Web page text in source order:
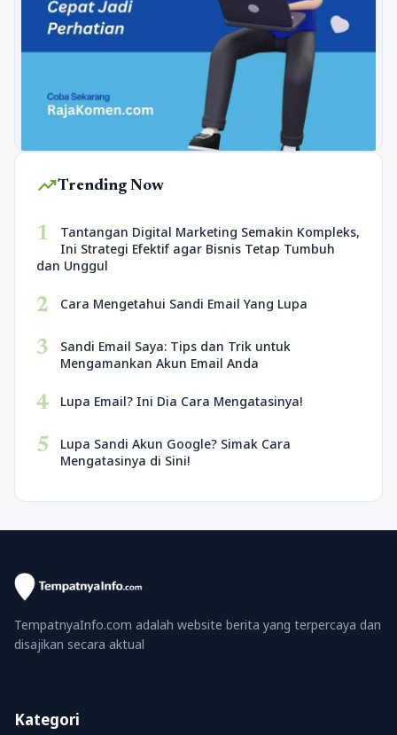
trending_upTrending Now
1
Tantangan Digital Marketing Semakin Kompleks,
Ini Strategi Efektif agar Bisnis Tetap Tumbuh
dan Unggul
2 Cara Mengetahui Sandi Email Yang Lupa
3
Sandi Email Saya: Tips dan Trik untuk
Mengamankan Akun Email Anda
4 Lupa Email? Ini Dia Cara Mengatasinya!
5
Lupa Sandi Akun Google? Simak Cara
Mengatasinya di Sini!
TempatnyaInfo.com adalah website berita yang terpercaya dan
disajikan secara aktual
Kategori